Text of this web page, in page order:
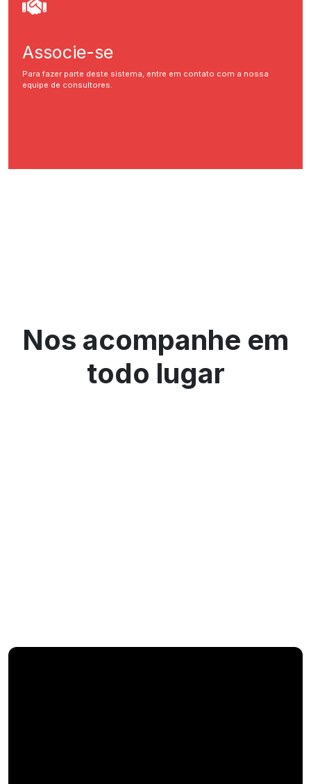
Associe-se
Para fazer parte deste sistema, entre em contato com a nossa
equipe de consultores.
Nos acompanhe em
todo lugar